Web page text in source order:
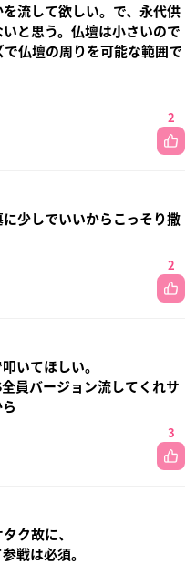
流して欲しい。で、永代供
と思う。仏壇は小さいので
仏壇の周りを可能な範囲で
2
少しでいいからこっそり撒
2
いてほしい。
員バージョン流してくれサ
3
ク故に、
戦は必須。